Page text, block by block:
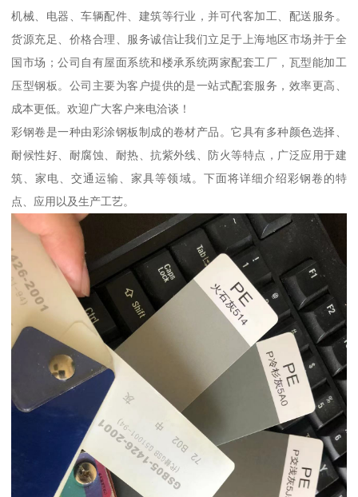
机械、电器、车辆配件、建筑等行业，并可代客加工、配送服务。
货源充足、价格合理、服务诚信让我们立足于上海地区市场并于全
国市场；公司自有屋面系统和楼承系统两家配套工厂，瓦型能加工
压型钢板。公司主要为客户提供的是一站式配套服务，效率更高、
成本更低。欢迎广大客户来电洽谈！
彩钢卷是一种由彩涂钢板制成的卷材产品。它具有多种颜色选择、
耐候性好、耐腐蚀、耐热、抗紫外线、防火等特点，广泛应用于建
筑、家电、交通运输、家具等领域。下面将详细介绍彩钢卷的特
点、应用以及生产工艺。